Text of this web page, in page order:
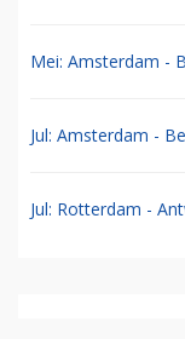
Mei: Amsterdam -
Jul: Amsterdam -
Jul: Rotterdam -